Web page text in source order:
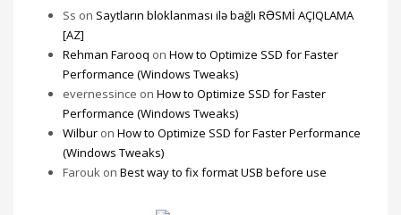
Ss on Saytların bloklanması ilə bağlı RƏSMİ AÇIQLAMA
[AZ]
Rehman Farooq on How to Optimize SSD for Faster
Performance (Windows Tweaks)
evernessince on How to Optimize SSD for Faster
Performance (Windows Tweaks)
Wilbur on How to Optimize SSD for Faster Performance
(Windows Tweaks)
Farouk on Best way to fix format USB before use